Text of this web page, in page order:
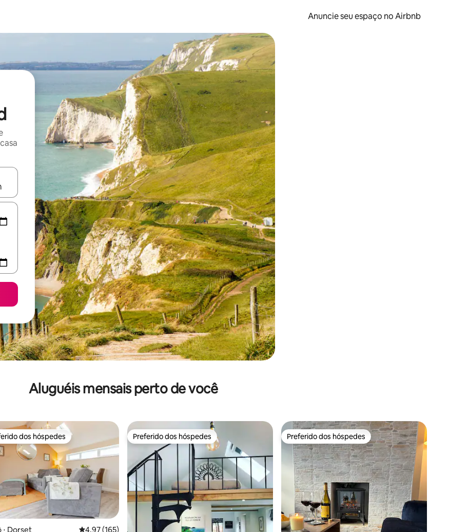
Anuncie seu espaço no Airbnb
os usando as seta para cima e para baixo do teclado ou tocando e deslizando o dedo na tela.
Aluguéis mensais perto de você
melhores preferidos dos hóspedes
dos hóspedes
⋅ Dorset 4,97 de uma avaliação média de 5, 165 avaliações
4,97 (165)
Preferido dos hóspedes
Preferido dos hóspedes Preferido dos hóspedes
Preferido dos hóspedes